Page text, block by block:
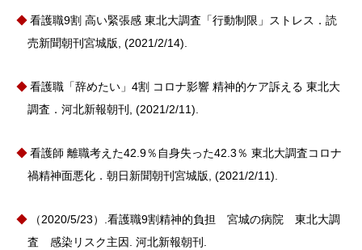
看護職9割 高い緊張感 東北大調査「行動制限」ストレス．読
売新聞朝刊宮城版, (2021/2/14).
看護職「辞めたい」4割 コロナ影響 精神的ケア訴える 東北大
調査．河北新報朝刊, (2021/2/11).
看護師 離職考えた42.9％自身失った42.3％ 東北大調査コロナ
禍精神面悪化．朝日新聞朝刊宮城版, (2021/2/11).
（2020/5/23）.看護職9割精神的負担 宮城の病院 東北大調
査 感染リスク主因. 河北新報朝刊.